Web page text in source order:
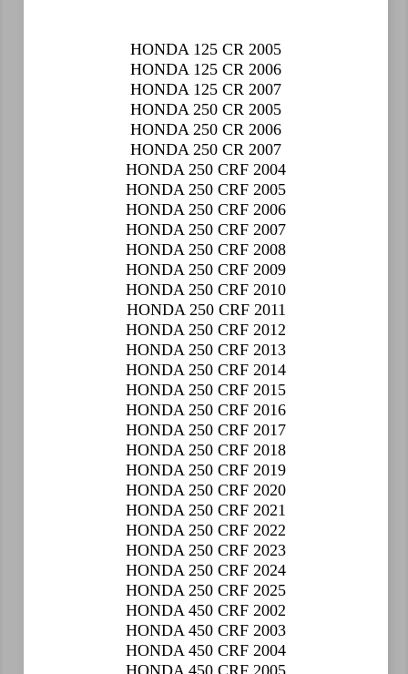
HONDA 125 CR 2005
HONDA 125 CR 2006
HONDA 125 CR 2007
HONDA 250 CR 2005
HONDA 250 CR 2006
HONDA 250 CR 2007
HONDA 250 CRF 2004
HONDA 250 CRF 2005
HONDA 250 CRF 2006
HONDA 250 CRF 2007
HONDA 250 CRF 2008
HONDA 250 CRF 2009
HONDA 250 CRF 2010
HONDA 250 CRF 2011
HONDA 250 CRF 2012
HONDA 250 CRF 2013
HONDA 250 CRF 2014
HONDA 250 CRF 2015
HONDA 250 CRF 2016
HONDA 250 CRF 2017
HONDA 250 CRF 2018
HONDA 250 CRF 2019
HONDA 250 CRF 2020
HONDA 250 CRF 2021
HONDA 250 CRF 2022
HONDA 250 CRF 2023
HONDA 250 CRF 2024
HONDA 250 CRF 2025
HONDA 450 CRF 2002
HONDA 450 CRF 2003
HONDA 450 CRF 2004